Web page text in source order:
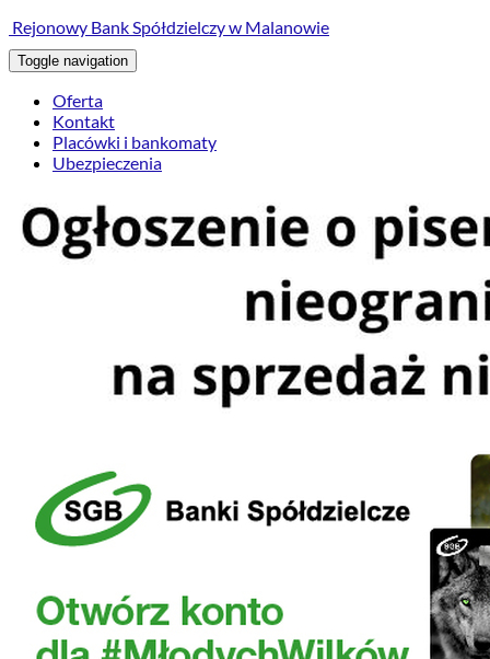
Rejonowy Bank Spółdzielczy w Malanowie
Toggle navigation
Oferta
Kontakt
Placówki i bankomaty
Ubezpieczenia